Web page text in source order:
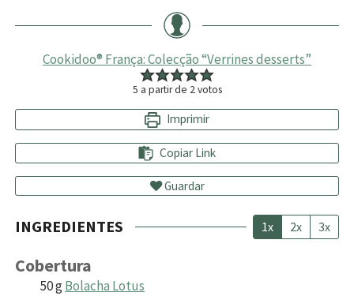
Cookidoo® França: Colecção “Verrines desserts”
5 a partir de 2votos
Imprimir
Copiar Link
Guardar
INGREDIENTES 1x 2x 3x
Cobertura
50gBolacha Lotus